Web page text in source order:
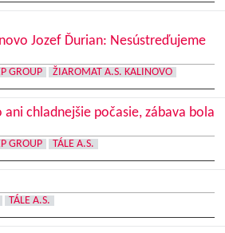
Jozef Ďurian: Nesústreďujeme
GROUP ŽIAROMAT A.S. KALINOVO
chladnejšie počasie, zábava bola
GROUP TÁLE A.S.
TÁLE A.S.